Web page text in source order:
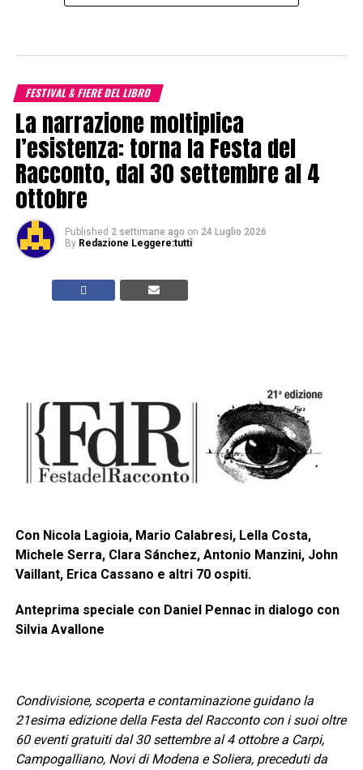
FESTIVAL & FIERE DEL LIBRO
La narrazione moltiplica
l’esistenza: torna la Festa del
Racconto, dal 30 settembre al 4
ottobre
Published 2 settimane ago on 24 Luglio 2026
By Redazione Leggere:tutti
Con Nicola Lagioia, Mario Calabresi, Lella Costa,
Michele Serra, Clara Sánchez, Antonio Manzini, John
Vaillant, Erica Cassano e altri 70 ospiti.
Anteprima speciale con Daniel Pennac in dialogo con
Silvia Avallone
Condivisione, scoperta e contaminazione guidano la
21esima edizione della Festa del Racconto con i suoi oltre
60 eventi gratuiti dal 30 settembre al 4 ottobre a Carpi,
Campogalliano, Novi di Modena e Soliera, preceduti da